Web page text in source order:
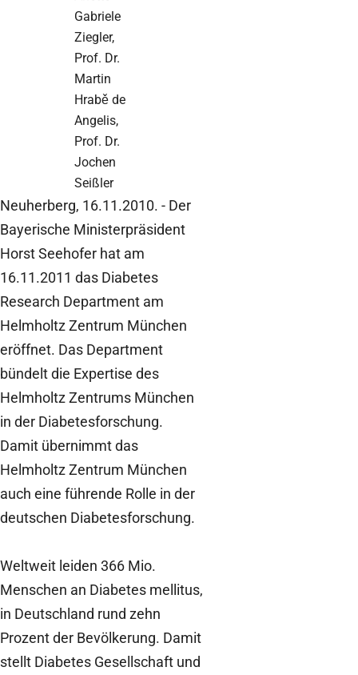
Gabriele
Ziegler,
Prof. Dr.
Martin
Hrabě de
Angelis,
Prof. Dr.
Jochen
Seißler
Neuherberg, 16.11.2010. - Der
Bayerische Ministerpräsident
Horst Seehofer hat am
16.11.2011 das Diabetes
Research Department am
Helmholtz Zentrum München
eröffnet. Das Department
bündelt die Expertise des
Helmholtz Zentrums München
in der Diabetesforschung.
Damit übernimmt das
Helmholtz Zentrum München
auch eine führende Rolle in der
deutschen Diabetesforschung.
Weltweit leiden 366 Mio.
Menschen an Diabetes mellitus,
in Deutschland rund zehn
Prozent der Bevölkerung. Damit
stellt Diabetes Gesellschaft und